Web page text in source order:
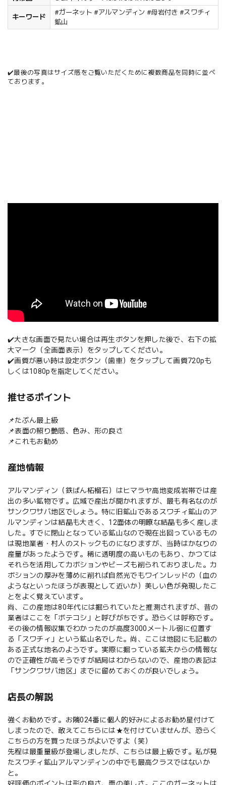
キーワード
#ガーネット #アルマンディン #母岩付き #スワチィ
鉱山
✔️最後の写真はサイズ感をご覧いただくために複数商品を同時に並べ
ております。
✔️大きな画面で見たい場合は再生ボタンを押した後で、右下の拡
大マーク（全画面表示）をタップしてください。
✔️画質が悪い時は設定ボタン（歯車）をタップして画質720pも
しくは1080pを指定してください。
推せるポイント
📌たぶん最上級
📌表面の照り艶感、色み、形の良さ
📌これもお勧め
産地情報
アルマンディン（鉄ばん柘榴石）はヒマラヤ高地変成岩帯では産
出の多い鉱物です。広域で産出が聞かれますが、最も有名なのが
サンクワサバ地区でしょう。特に旧鉱山であるスワチィ鉱山のア
ルマンディンは結晶も大きく、12面体の明瞭な結晶も多く産しま
した。すでに閉山となっている鉱山なので現在出回っているもの
は現地業者・村人のストックものになりますが、当時はかなりの
産量があったようです。稀に透明度の高いものもあり、かつては
それらを活用してカボションやビーズも削られておりました。カ
ボションの厚みを薄めに削れば自然光でもワインレッドの（血の
ようなといったほうが表現として近いか）美しい色が発現したこ
とをよく覚えています。
尚、この産地は80年代には掘られていたと推測されますが、昔の
業者はここを「ボテコシ」と呼びがちです。恐らくは呼称です。
その後の情報収集でわかったのが高度3000メートル弱に位置す
る「スワチィ」という鉱山名でした。尚、ここは地図にも記載の
ある正式な地名のようです。実際に掘っている鉱夫からの情報な
ので正確性が高そうですが結局はわからないので、産地の表記は
「サンクワサバ地区」までに留めておくのが良いでしょう。
店長の解説
強くお勧めです。お隣024番に個人的好みによるお勧め星付けて
しまったので、敢えてこちらには★を付けていませんが、恐らく
こちらの方を買ったほうがよいですよ（笑）
先程は最重量級が登場しましたが、こちらは最上級です。私が見
たスワチィ鉱山アルマンディンの中でも最高クラスではないか
と。
好評価のポイントは形の良さ、面の美しさ。ここのガーネットは